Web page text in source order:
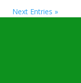
Next Entries »